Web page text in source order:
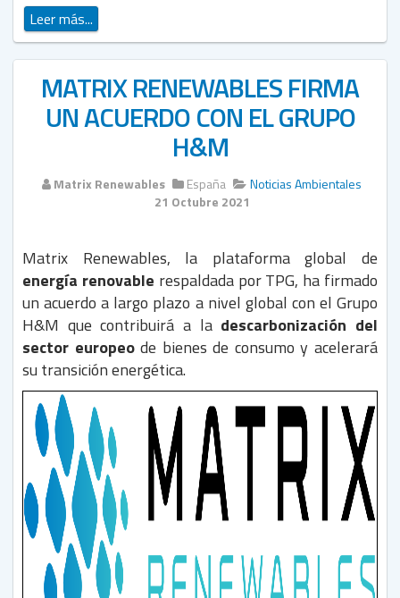
Leer más...
MATRIX RENEWABLES FIRMA
UN ACUERDO CON EL GRUPO
H&M
Matrix Renewables España
Noticias Ambientales
21 Octubre 2021
Matrix Renewables, la plataforma global de
energía renovable respaldada por TPG, ha firmado
un acuerdo a largo plazo a nivel global con el Grupo
H&M que contribuirá a la descarbonización del
sector europeode bienes de consumo y acelerará
su transición energética.